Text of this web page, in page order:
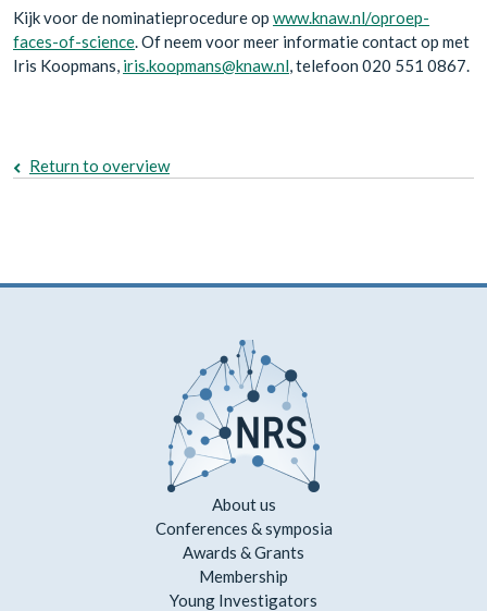
Kijk voor de nominatieprocedure op www.knaw.nl/oproep-
faces-of-science. Of neem voor meer informatie contact op met
Iris Koopmans, iris.koopmans@knaw.nl, telefoon 020 551 0867.
Return to overview
About us
Conferences & symposia
Awards & Grants
Membership
Young Investigators